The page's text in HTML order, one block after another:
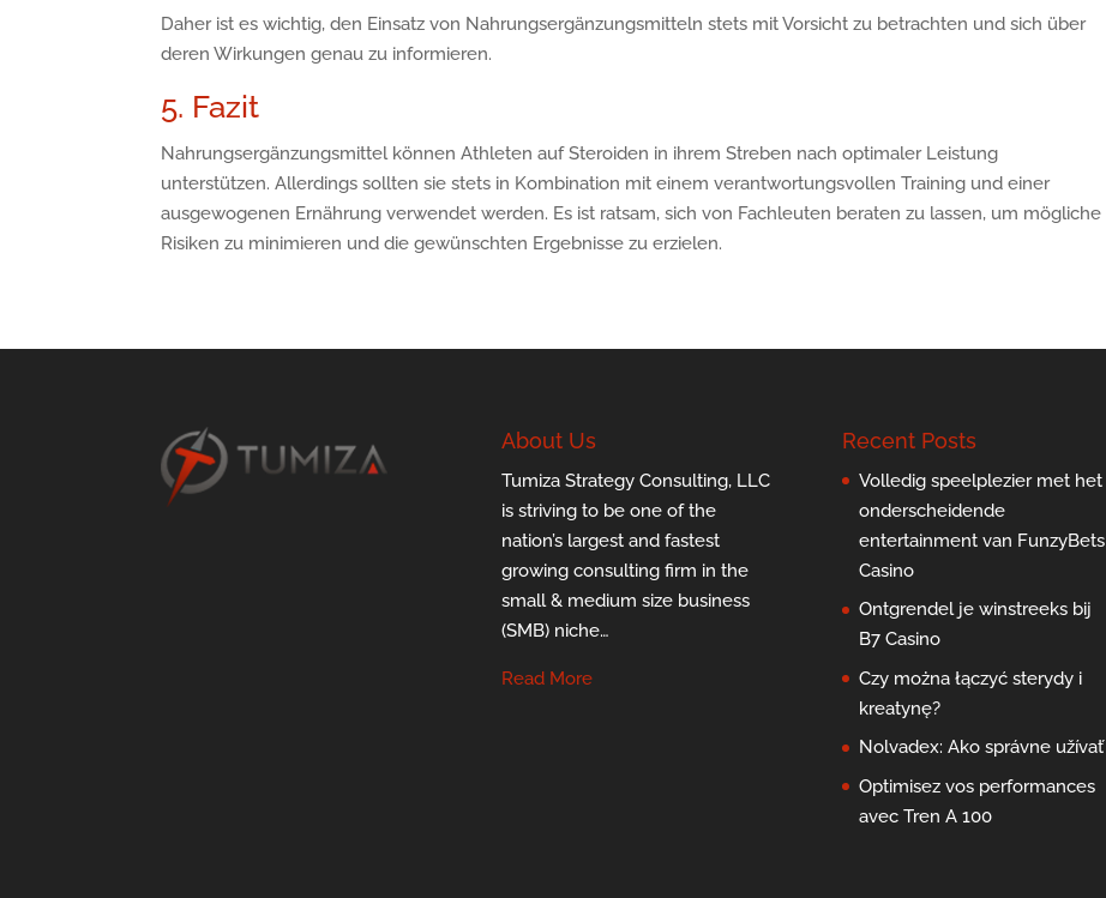
Daher ist es wichtig, den Einsatz von Nahrungsergänzungsmitteln stets mit Vorsicht zu betrachten und sich über
deren Wirkungen genau zu informieren.
5. Fazit
Nahrungsergänzungsmittel können Athleten auf Steroiden in ihrem Streben nach optimaler Leistung
unterstützen. Allerdings sollten sie stets in Kombination mit einem verantwortungsvollen Training und einer
ausgewogenen Ernährung verwendet werden. Es ist ratsam, sich von Fachleuten beraten zu lassen, um mögliche
Risiken zu minimieren und die gewünschten Ergebnisse zu erzielen.
About Us
Tumiza Strategy Consulting, LLC
is striving to be one of the
nation’s largest and fastest
growing consulting firm in the
small & medium size business
(SMB) niche…
Read More
Recent Posts
Volledig speelplezier met het
onderscheidende
entertainment van FunzyBets
Casino
Ontgrendel je winstreeks bij
B7 Casino
Czy można łączyć sterydy i
kreatynę?
Nolvadex: Ako správne užívať
Optimisez vos performances
avec Tren A 100